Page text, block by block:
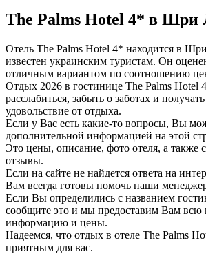
The Palms Hotel 4* в Шри
Отель The Palms Hotel 4* находится в
известен украинским туристам. Он
отличным вариантом по соотношению
Отдых 2026 в гостинице The Palms Hotel
расслабиться, забыть о заботах и
удовольствие от отдыха.
Если у Вас есть какие-то вопросы, Вы
дополнительной информацией на этой
Это цены, описание, фото отеля, а также
отзывы.
Если на сайте не найдется ответа на
Вам всегда готовы помочь наши
Если Вы определились с названием
сообщите это и мы предоставим Вам всю
информацию и цены.
Надеемся, что отдых в отеле The Palms
приятным для вас.